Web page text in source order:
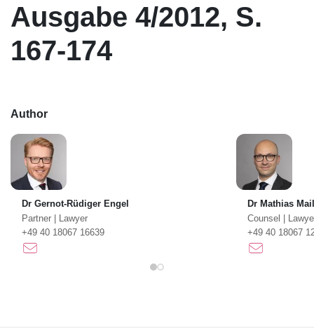
Ausgabe 4/2012, S.
167-174
Author
Dr Gernot-Rüdiger Engel
Partner
Lawyer
+49 40 18067 16639
Dr Mathias
Counsel
+49 40 18067